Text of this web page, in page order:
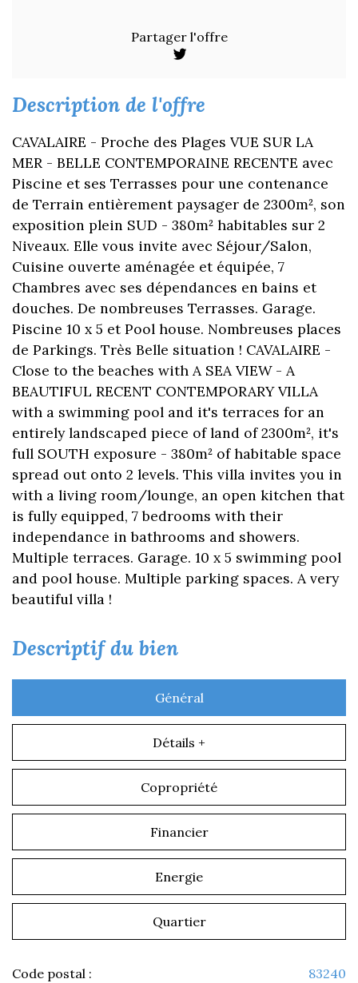
Partager l'offre
description de l'offre
CAVALAIRE - Proche des Plages VUE SUR LA
MER - BELLE CONTEMPORAINE RECENTE avec
Piscine et ses Terrasses pour une contenance
de Terrain entièrement paysager de 2300m², son
exposition plein SUD - 380m² habitables sur 2
Niveaux. Elle vous invite avec Séjour/Salon,
Cuisine ouverte aménagée et équipée, 7
Chambres avec ses dépendances en bains et
douches. De nombreuses Terrasses. Garage.
Piscine 10 x 5 et Pool house. Nombreuses places
de Parkings. Très Belle situation ! CAVALAIRE -
Close to the beaches with A SEA VIEW - A
BEAUTIFUL RECENT CONTEMPORARY VILLA
with a swimming pool and it's terraces for an
entirely landscaped piece of land of 2300m², it's
full SOUTH exposure - 380m² of habitable space
spread out onto 2 levels. This villa invites you in
with a living room/lounge, an open kitchen that
is fully equipped, 7 bedrooms with their
independance in bathrooms and showers.
Multiple terraces. Garage. 10 x 5 swimming pool
and pool house. Multiple parking spaces. A very
beautiful villa !
descriptif du bien
Général
Détails +
Copropriété
Financier
Energie
Quartier
Code postal : 83240